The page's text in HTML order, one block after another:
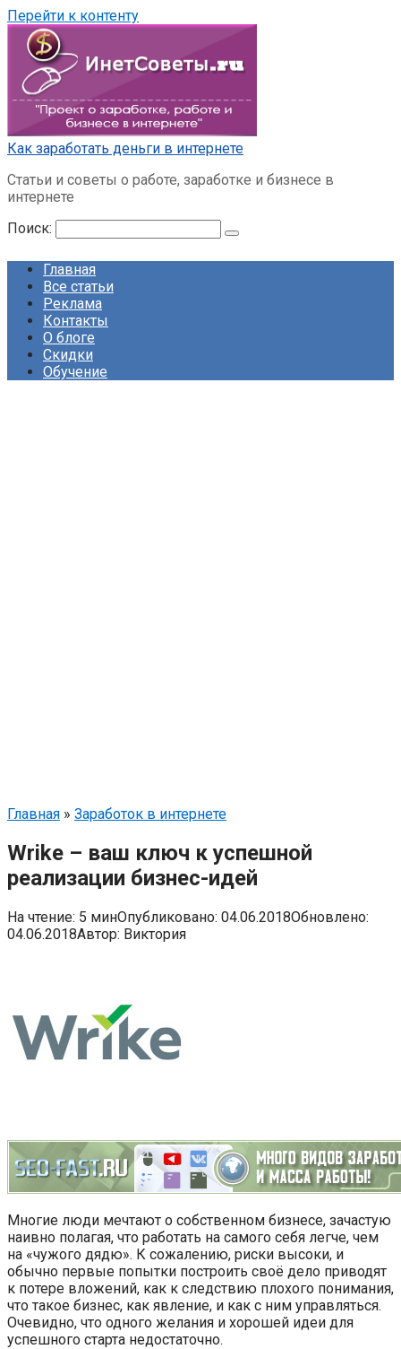
Перейти к контенту
Как заработать деньги в интернете
Статьи и советы о работе, заработке и бизнесе в
интернете
Поиск:
Главная
Все статьи
Реклама
Контакты
О блоге
Скидки
Обучение
Главная » Заработок в интернете
Wrike – ваш ключ к успешной
реализации бизнес-идей
На чтение: 5 минОпубликовано: 04.06.2018Обновлено:
04.06.2018Автор: Виктория
Многие люди мечтают о собственном бизнесе, зачастую
наивно полагая, что работать на самого себя легче, чем
на «чужого дядю». К сожалению, риски высоки, и
обычно первые попытки построить своё дело приводят
к потере вложений, как к следствию плохого понимания,
что такое бизнес, как явление, и как с ним управляться.
Очевидно, что одного желания и хорошей идеи для
успешного старта недостаточно.